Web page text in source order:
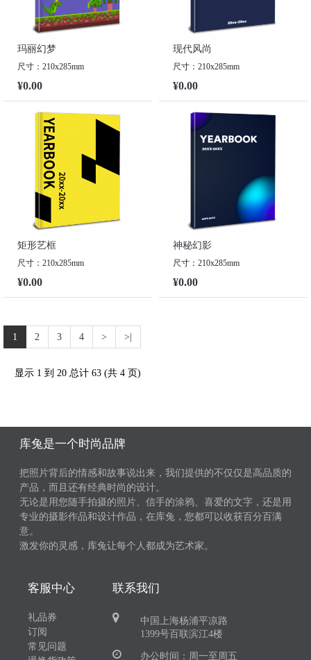
玛丽幻梦
尺寸：210x285mm
¥0.00
现代风尚
尺寸：210x285mm
¥0.00
矩形艺框
尺寸：210x285mm
¥0.00
神秘幻影
尺寸：210x285mm
¥0.00
1 2 3 4 > >|
显示 1 到 20 总计 63 (共 4 页)
库兔是一个时尚品牌
把照片背后的情感和故事说出来，我们提供的不仅仅是高品质的
产品，而且还有经典时尚的设计。
无论是用您随手拍摄的照片、信手的涂鸦、喜爱的文字，还是用
专业的摄影作品和设计作品，在库兔，您都可以收获百分百满
意。
激发你的灵感，库兔让每个人都成为艺术家。
客服中心
礼品券
订阅
常见问题
联系我们
中国上海杨浦平凉路
1399号百联滨江4楼
办公时间：周一至周五